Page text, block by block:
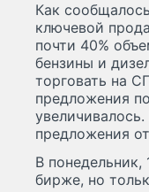
Как
ключевой
почти 40%
бензины и
торговать на
предложения
предложения
В понедельник,
бирже, но